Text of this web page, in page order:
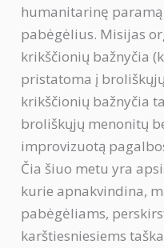
humanitarinę
pabėgėlius. Misijas
krikščionių bažnyčia
pristatoma į
krikščionių bažnyčia
broliškųjų menonitų
improvizuotą
Čia šiuo metu yra
kurie apnakvindina,
pabėgėliams,
karštiesniesiems